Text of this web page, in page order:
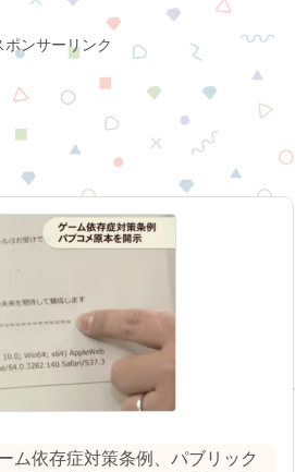
検索
ポンサーリンク
ム依存症対策条例、パブリック